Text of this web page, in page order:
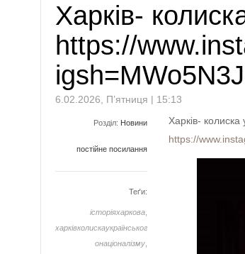
Харків-
https://
6.02.2026, П’ятниця | 15:13
Розділ: Новини
постійне посилання
Теґи:
історіяхаркова
харківколискаукраїнськог
онаціоналізму
Харків- колиска
https://